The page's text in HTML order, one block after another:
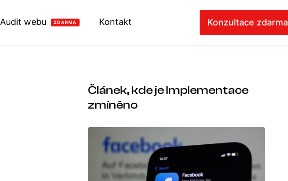
Audit webu ZDARMA Kontakt Konzultace zdarma
Článek, kde je Implementace
zmíněno